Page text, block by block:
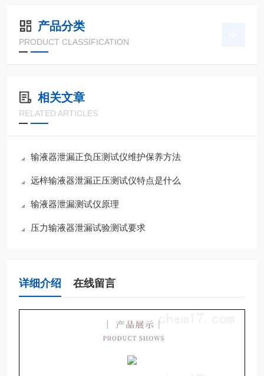
产品分类
PRODUCT CLASSIFICATION
相关文章
RELATED ARTICLES
输液器泄漏正负压测试仪维护保养方法
远梓输液器泄漏正压测试仪特点是什么
输液器泄漏测试仪原理
压力输液器泄漏试验测试要求
详细介绍 在线留言